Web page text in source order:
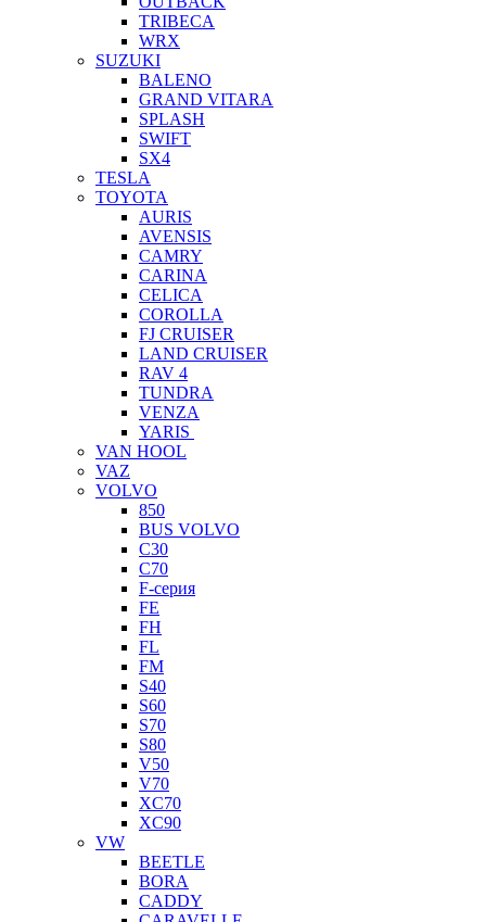
TRIBECA
WRX
SUZUKI
BALENO
GRAND VITARA
SPLASH
SWIFT
SX4
TESLA
TOYOTA
AURIS
AVENSIS
CAMRY
CARINA
CELICA
COROLLA
FJ CRUISER
LAND CRUISER
RAV 4
TUNDRA
VENZA
YARIS
VAN HOOL
VAZ
VOLVO
850
BUS VOLVO
C30
C70
F-серия
FE
FH
FL
FM
S40
S60
S70
S80
V50
V70
XC70
XC90
VW
BEETLE
BORA
CADDY